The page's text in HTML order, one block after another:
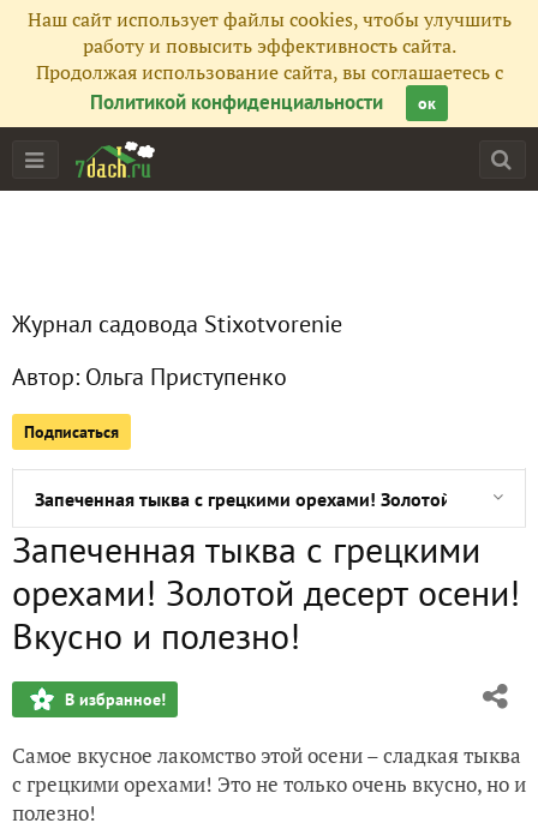
Наш сайт использует файлы cookies, чтобы улучшить
работу и повысить эффективность сайта.
Продолжая использование сайта, вы соглашаетесь с
Политикой конфиденциальности
ок
Журнал садовода Stixotvorenie
Автор: Ольга Приступенко
Подписаться
Все публикации 7
Фото
Сейчас обсуждают
Пикантный рецепт: капуста с грецкими орехами
Ореховый салют. Пирожки с ореховой начинкой
Жареная рыба с оливками в пикантном соусе из грецких
Запеченная тыква с грецкими орехами! Золотой десерт
Золотой дар грецких орехов!
Грецкий орех. Вкусные и полезные кулинарные рецепты
Запеченная тыква с грецкими
орехами! Золотой десерт осени!
Вкусно и полезно!
В избранное!
Самое вкусное лакомство этой осени – сладкая тыква
с грецкими орехами! Это не только очень вкусно, но и
полезно!